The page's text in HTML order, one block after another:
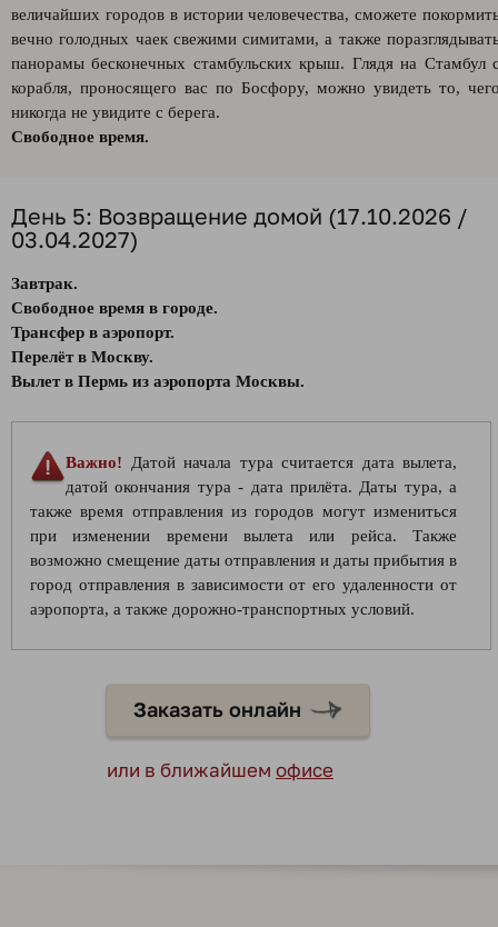
величайших городов в истории человечества, сможете
вечно голодных чаек свежими симитами, а также
панорамы бесконечных стамбульских крыш. Глядя на Стамбул
корабля, проносящего вас по Босфору, можно увидеть то,
никогда не увидите с берега.
Свободное время.
День 5: Возвращение домой (17.10.2026 /
03.04.2027)
Завтрак.
Свободное время в городе.
Трансфер в аэропорт.
Перелёт в Москву.
Вылет в Пермь из аэропорта Москвы.
Важно! Датой начала тура считается дата вылета,
датой окончания тура - дата прилёта. Даты тура, а
также время отправления из городов могут измениться
при изменении времени вылета или рейса. Также
возможно смещение даты отправления и даты прибытия в
город отправления в зависимости от его удаленности от
аэропорта, а также дорожно-транспортных условий.
Заказать онлайн
или в ближайшем офисе